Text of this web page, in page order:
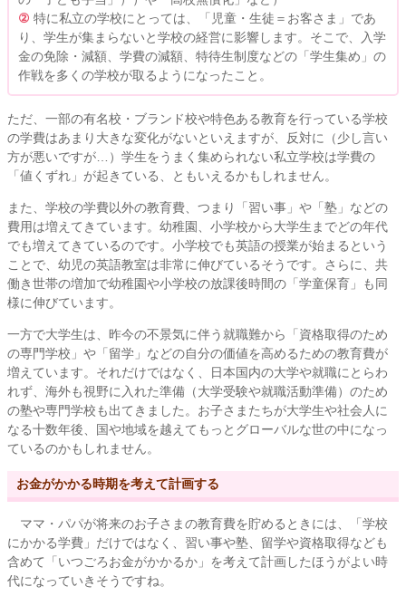
② 特に私立の学校にとっては、「児童・生徒＝お客さま」であ
り、学生が集まらないと学校の経営に影響します。そこで、入学
金の免除・減額、学費の減額、特待生制度などの「学生集め」の
作戦を多くの学校が取るようになったこと。
ただ、一部の有名校・ブランド校や特色ある教育を行っている学校
の学費はあまり大きな変化がないといえますが、反対に（少し言い
方が悪いですが…）学生をうまく集められない私立学校は学費の
「値くずれ」が起きている、ともいえるかもしれません。
また、学校の学費以外の教育費、つまり「習い事」や「塾」などの
費用は増えてきています。幼稚園、小学校から大学生までどの年代
でも増えてきているのです。小学校でも英語の授業が始まるという
ことで、幼児の英語教室は非常に伸びているそうです。さらに、共
働き世帯の増加で幼稚園や小学校の放課後時間の「学童保育」も同
様に伸びています。
一方で大学生は、昨今の不景気に伴う就職難から「資格取得のため
の専門学校」や「留学」などの自分の価値を高めるための教育費が
増えています。それだけではなく、日本国内の大学や就職にとらわ
れず、海外も視野に入れた準備（大学受験や就職活動準備）のため
の塾や専門学校も出てきました。お子さまたちが大学生や社会人に
なる十数年後、国や地域を越えてもっとグローバルな世の中になっ
ているのかもしれません。
お金がかかる時期を考えて計画する
ママ・パパが将来のお子さまの教育費を貯めるときには、「学校
にかかる学費」だけではなく、習い事や塾、留学や資格取得なども
含めて「いつごろお金がかかるか」を考えて計画したほうがよい時
代になっていきそうですね。